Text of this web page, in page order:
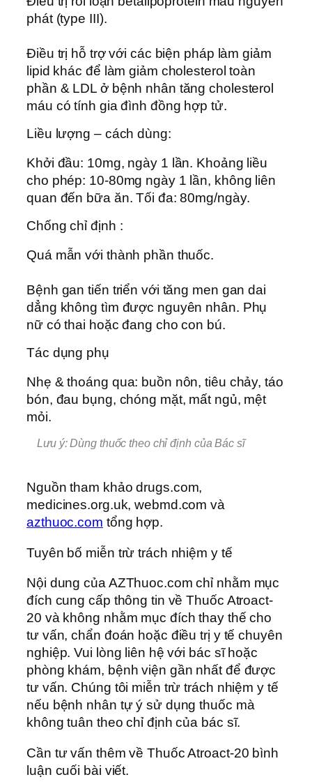
phát (type III).
Ðiều trị hỗ trợ với các biện pháp làm giảm
lipid khác để làm giảm cholesterol toàn
phần & LDL ở bệnh nhân tăng cholesterol
máu có tính gia đình đồng hợp tử.
Liều lượng – cách dùng:
Khởi đầu: 10mg, ngày 1 lần. Khoảng liều
cho phép: 10-80mg ngày 1 lần, không liên
quan đến bữa ăn. Tối đa: 80mg/ngày.
Chống chỉ định :
Quá mẫn với thành phần thuốc.
Bệnh gan tiến triển với tăng men gan dai
dẳng không tìm được nguyên nhân. Phụ
nữ có thai hoặc đang cho con bú.
Tác dụng phụ
Nhẹ & thoáng qua: buồn nôn, tiêu chảy, táo
bón, đau bụng, chóng mặt, mất ngủ, mệt
mỏi.
Lưu ý: Dùng thuốc theo chỉ định của Bác sĩ
Nguồn tham khảo drugs.com,
medicines.org.uk, webmd.com và
azthuoc.com tổng hợp.
Tuyên bố miễn trừ trách nhiệm y tế
Nội dung của AZThuoc.com chỉ nhằm mục
đích cung cấp thông tin về Thuốc Atroact-
20 và không nhằm mục đích thay thế cho
tư vấn, chẩn đoán hoặc điều trị y tế chuyên
nghiệp. Vui lòng liên hệ với bác sĩ hoặc
phòng khám, bệnh viện gần nhất để được
tư vấn. Chúng tôi miễn trừ trách nhiệm y tế
nếu bệnh nhân tự ý sử dụng thuốc mà
không tuân theo chỉ định của bác sĩ.
Cần tư vấn thêm về Thuốc Atroact-20 bình
luận cuối bài viết.